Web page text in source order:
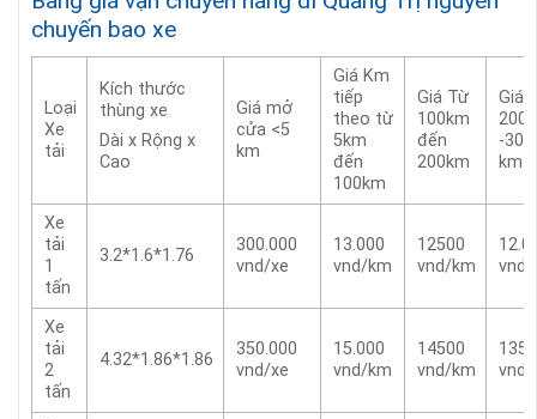
chuyến bao xe
Loại
Xe
tải
Kích thước
thùng xe
Dài x Rộng x
Cao
Giá mở
cửa <5
km
Giá Km
tiếp
theo từ
5km
đến
100km
Giá Từ
100km
đến
200km
Giá
-300
km
Xe
tải
1
tấn
3.2*1.6*1.76
300.000
vnd/xe
13.000
vnd/km
12500
vnd/km
vnd/
Xe
tải
2
tấn
4.32*1.86*1.86
350.000
vnd/xe
15.000
vnd/km
14500
vnd/km
vnd/